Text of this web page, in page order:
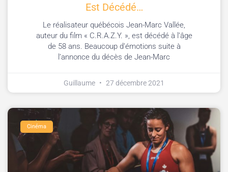
Est Décédé…
Le réalisateur québécois Jean-Marc Vallée,
auteur du film « C.R.A.Z.Y. », est décédé à l’âge
de 58 ans. Beaucoup d’émotions suite à
l’annonce du décès de Jean-Marc
Guillaume 27 décembre 2021
Cinéma